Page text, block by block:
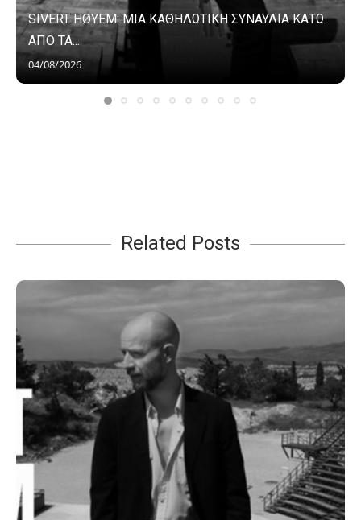
SIVERT HØYEM: ΜΙΑ ΚΑΘΗΛΩΤΙΚΗ ΣΥΝΑΥΛΙΑ ΚΑΤΩ
ΑΠΟ ΤΑ...
04/08/2026
Related Posts